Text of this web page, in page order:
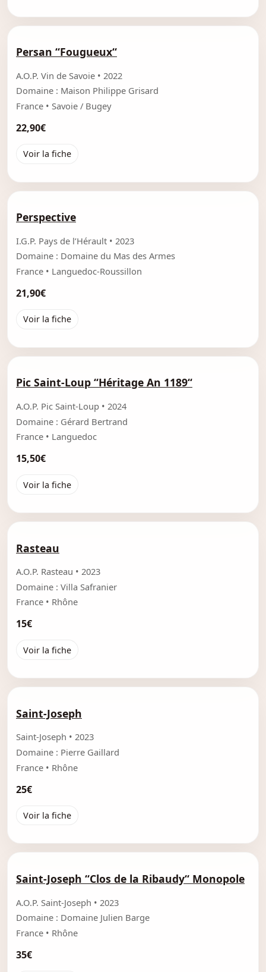
Persan “Fougueux“
A.O.P. Vin de Savoie • 2022
Domaine : Maison Philippe Grisard
France • Savoie / Bugey
22,90€
Voir la fiche
Perspective
I.G.P. Pays de l’Hérault • 2023
Domaine : Domaine du Mas des Armes
France • Languedoc-Roussillon
21,90€
Voir la fiche
Pic Saint-Loup “Héritage An 1189“
A.O.P. Pic Saint-Loup • 2024
Domaine : Gérard Bertrand
France • Languedoc
15,50€
Voir la fiche
Rasteau
A.O.P. Rasteau • 2023
Domaine : Villa Safranier
France • Rhône
15€
Voir la fiche
Saint-Joseph
Saint-Joseph • 2023
Domaine : Pierre Gaillard
France • Rhône
25€
Voir la fiche
Saint-Joseph “Clos de la Ribaudy“ Monopole
A.O.P. Saint-Joseph • 2023
Domaine : Domaine Julien Barge
France • Rhône
35€